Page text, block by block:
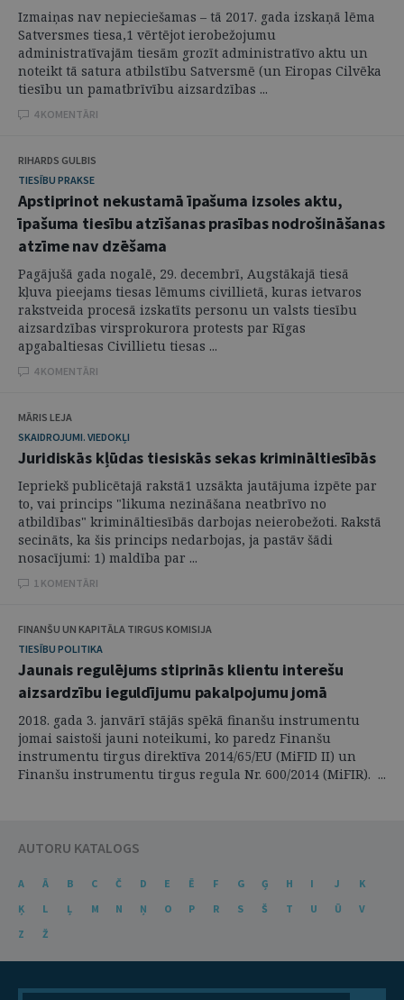
Izmaiņas nav nepieciešamas – tā 2017. gada izskaņā lēma
Satversmes tiesa,1 vērtējot ierobežojumu
administratīvajām tiesām grozīt administratīvo aktu un
noteikt tā satura atbilstību Satversmē (un Eiropas Cilvēka
tiesību un pamatbrīvību aizsardzības ...
4 KOMENTĀRI
RIHARDS GULBIS
TIESĪBU PRAKSE
Apstiprinot nekustamā īpašuma izsoles aktu,
īpašuma tiesību atzīšanas prasības nodrošināšanas
atzīme nav dzēšama
Pagājušā gada nogalē, 29. decembrī, Augstākajā tiesā
kļuva pieejams tiesas lēmums civillietā, kuras ietvaros
rakstveida procesā izskatīts personu un valsts tiesību
aizsardzības virsprokurora protests par Rīgas
apgabaltiesas Civillietu tiesas ...
4 KOMENTĀRI
MĀRIS LEJA
SKAIDROJUMI. VIEDOKĻI
Juridiskās kļūdas tiesiskās sekas krimināltiesībās
Iepriekš publicētajā rakstā1 uzsākta jautājuma izpēte par
to, vai princips "likuma nezināšana neatbrīvo no
atbildības" krimināltiesībās darbojas neierobežoti. Rakstā
secināts, ka šis princips nedarbojas, ja pastāv šādi
nosacījumi: 1) maldība par ...
1 KOMENTĀRI
FINANŠU UN KAPITĀLA TIRGUS KOMISIJA
TIESĪBU POLITIKA
Jaunais regulējums stiprinās klientu interešu
aizsardzību ieguldījumu pakalpojumu jomā
2018. gada 3. janvārī stājās spēkā finanšu instrumentu
jomai saistoši jauni noteikumi, ko paredz Finanšu
instrumentu tirgus direktīva 2014/65/EU (MiFID II) un
Finanšu instrumentu tirgus regula Nr. 600/2014 (MiFIR). ...
AUTORU KATALOGS
A Ā B C Č D E Ē F G Ģ H I J
K
Ķ
L Ļ M N Ņ O P R S Š T U Ū
V
Z
Ž